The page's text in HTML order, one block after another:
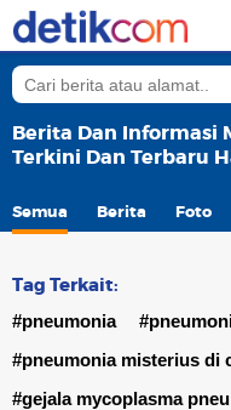
Berita Dan Informasi
Terkini Dan Terbaru
Semua Berita Foto
Tag Terkait:
#pneumonia
#pneumonia misterius di
#gejala mycoplasma